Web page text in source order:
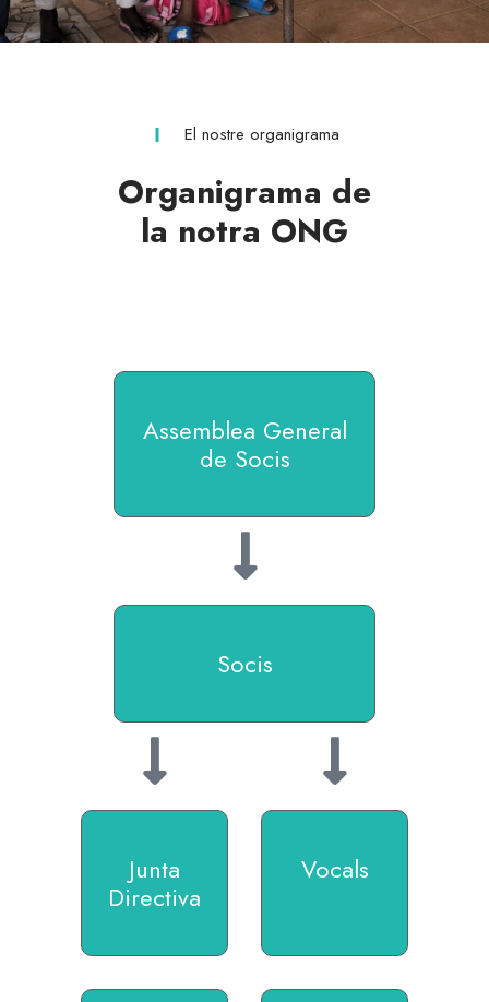
El nostre organigrama
Organigrama de
la notra ONG
Assemblea General
de Socis
Socis
Junta
Directiva
Vocals